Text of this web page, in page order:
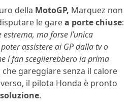
della MotoGP, Marquez non
le garea porte chiuse:
ma forse l’unica
assistere ai GP dalla tv o
i fan sceglierebbero la prima
che gareggiare senza il calore
il pilota Honda è pronto
.